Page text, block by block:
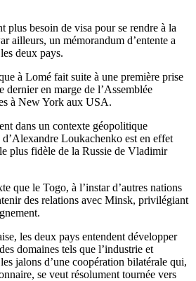
plus besoin de visa pour se rendre à la
ailleurs, un mémorandum d’entente a
deux pays.
à Lomé fait suite à une première prise
dernier en marge de l’Assemblée
à New York aux USA.
dans un contexte géopolitique
Loukachenko est en effet
plus fidèle de la Russie de Vladimir
que le Togo, à l’instar d’autres nations
des relations avec Minsk, privilégiant
les deux pays entendent développer
domaines tels que l’industrie et
jalons d’une coopération bilatérale qui,
se veut résolument tournée vers